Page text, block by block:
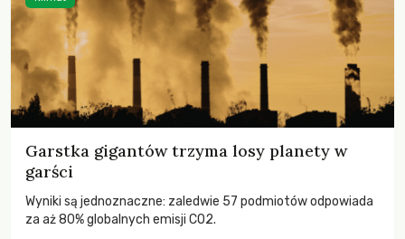
Garstka gigantów trzyma losy planety w
garści
Wyniki są jednoznaczne: zaledwie 57 podmiotów odpowiada
za aż 80% globalnych emisji CO2.